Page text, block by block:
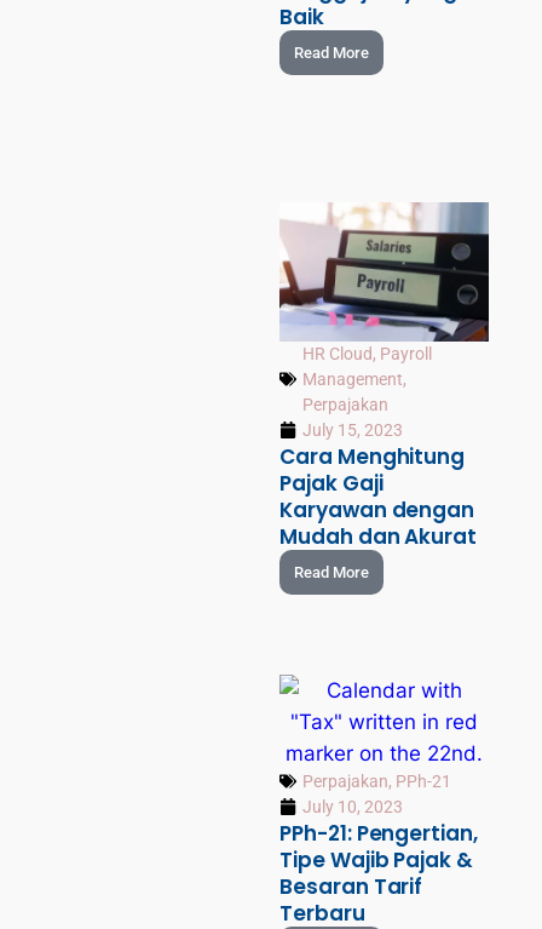
Baik
Read More
HR Cloud, Payroll
Management,
Perpajakan
July 15, 2023
Cara Menghitung
Pajak Gaji
Karyawan dengan
Mudah dan Akurat
Read More
Perpajakan, PPh-21
July 10, 2023
PPh-21: Pengertian,
Tipe Wajib Pajak &
Besaran Tarif
Terbaru